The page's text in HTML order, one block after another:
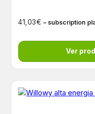
41,03€ – subscription
Ver